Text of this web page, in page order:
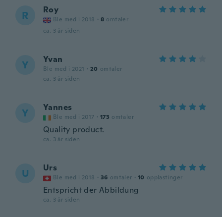
R Roy
Ble med i 2018 · 8 omtaler
ca. 3 år siden
Y Yvan
Ble med i 2021 · 20 omtaler
ca. 3 år siden
Y Yannes
Ble med i 2017 · 173 omtaler
Quality product.
ca. 3 år siden
U Urs
Ble med i 2018 · 36 omtaler · 10 opplastinger
Entspricht der Abbildung
ca. 3 år siden